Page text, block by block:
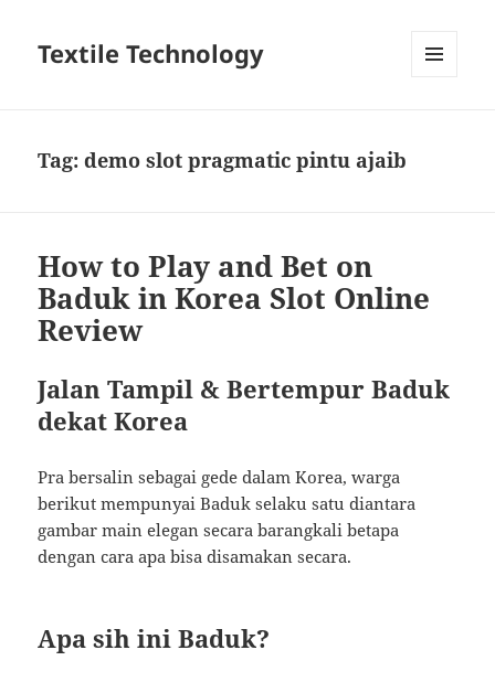
Textile Technology
Tag:demo slot pragmatic pintu ajaib
How to Play and Bet on
Baduk in Korea Slot Online
Review
Jalan Tampil & Bertempur Baduk
dekat Korea
Pra bersalin sebagai gede dalam Korea, warga
berikut mempunyai Baduk selaku satu diantara
gambar main elegan secara barangkali betapa
dengan cara apa bisa disamakan secara.
Apa sih ini Baduk?